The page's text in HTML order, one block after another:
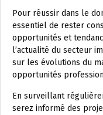
Pour réussir dans le
essentiel de rester
opportunités et
l’actualité du secteur
sur les évolutions du
opportunités
En surveillant
serez informé des